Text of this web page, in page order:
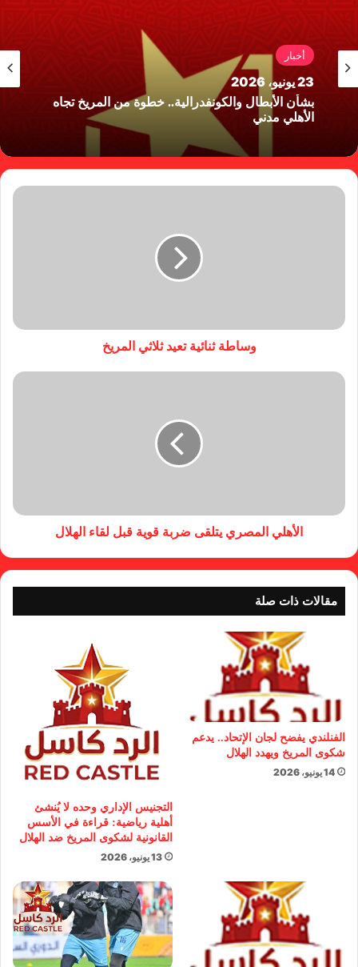
أخبار
23 يونيو، 2026
بشأن الأبطال والكونفدرالية.. خطوة من المريخ تجاه
الأهلي مدني
وساطة ثنائية تعيد ثلاثي المريخ
الأهلي المصري يتلقى ضربة قوية قبل لقاء الهلال
مقالات ذات صلة
الفنلندي يفضح لجان الإتحاد.. يدعم
شكوى المريخ ويهدد الهلال
14 يونيو، 2026
التجنيس الإداري وحده لا يُنشئ
أهلية رياضية: قراءة في الأسس
القانونية لشكوى المريخ ضد الهلال
13 يونيو، 2026